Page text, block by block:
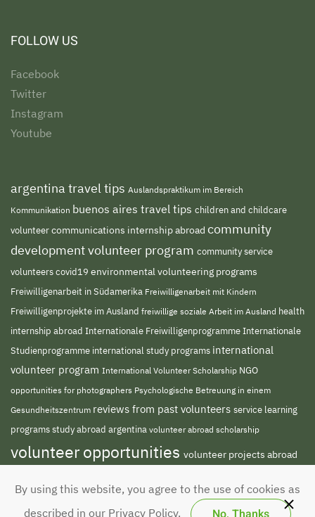
FOLLOW US
Facebook
Twitter
Instagram
Youtube
argentina travel tips Auslandspraktikum im Bereich
Kommunikation buenos aires travel tips children and childcare
volunteercommunications internship abroad community
development volunteer program community service
volunteerscovid19 environmental volunteering programs
Freiwilligenarbeit in Südamerika Freiwilligenarbeit mit Kindern
Freiwilligenprojekte im Ausland freiwillige soziale Arbeit im Ausland health
internship abroad Internationale FreiwilligenprogrammeInternationale
Studienprogramme international study programs international
volunteer program International Volunteer Scholarship NGO
opportunities for photographers Psychologische Betreuung in einem
Gesundheitszentrum reviews from past volunteers service learning
programsstudy abroad argentina volunteer abroad scholarship
volunteer opportunities volunteer projects abroad
volunteer south americavolunteer teaching
english abroad
By using this website, you agree to the use of cookies as
described in our Privacy Policy.